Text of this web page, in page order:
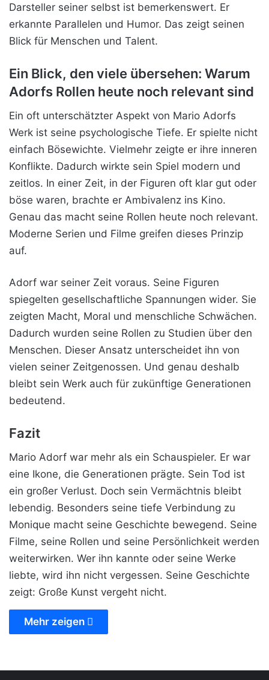
Darsteller seiner selbst ist bemerkenswert. Er
erkannte Parallelen und Humor. Das zeigt seinen
Blick für Menschen und Talent.
Ein Blick, den viele übersehen: Warum
Adorfs Rollen heute noch relevant sind
Ein oft unterschätzter Aspekt von Mario Adorfs
Werk ist seine psychologische Tiefe. Er spielte nicht
einfach Bösewichte. Vielmehr zeigte er ihre inneren
Konflikte. Dadurch wirkte sein Spiel modern und
zeitlos. In einer Zeit, in der Figuren oft klar gut oder
böse waren, brachte er Ambivalenz ins Kino.
Genau das macht seine Rollen heute noch relevant.
Moderne Serien und Filme greifen dieses Prinzip
auf.
Adorf war seiner Zeit voraus. Seine Figuren
spiegelten gesellschaftliche Spannungen wider. Sie
zeigten Macht, Moral und menschliche Schwächen.
Dadurch wurden seine Rollen zu Studien über den
Menschen. Dieser Ansatz unterscheidet ihn von
vielen seiner Zeitgenossen. Und genau deshalb
bleibt sein Werk auch für zukünftige Generationen
bedeutend.
Fazit
Mario Adorf war mehr als ein Schauspieler. Er war
eine Ikone, die Generationen prägte. Sein Tod ist
ein großer Verlust. Doch sein Vermächtnis bleibt
lebendig. Besonders seine tiefe Verbindung zu
Monique macht seine Geschichte bewegend. Seine
Filme, seine Rollen und seine Persönlichkeit werden
weiterwirken. Wer ihn kannte oder seine Werke
liebte, wird ihn nicht vergessen. Seine Geschichte
zeigt: Große Kunst vergeht nicht.
Mehr zeigen